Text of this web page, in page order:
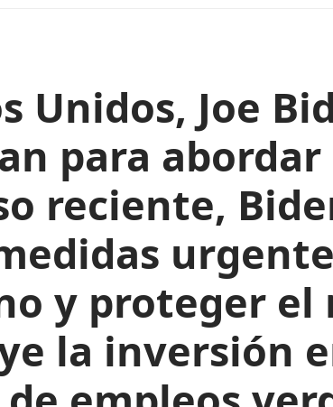
Unidos, Joe
para abordar
reciente,
y proteger el
la inversión